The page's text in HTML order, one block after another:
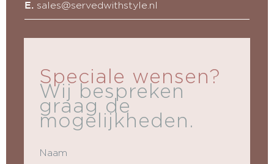
E. sales@servedwithstyle.nl
Speciale wensen?
Wij bespreken
graag de
mogelijkheden.
Naam